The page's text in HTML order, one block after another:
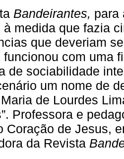
Bandeirantes, para
à medida que fazia
que deveriam
funcionou com uma
de sociabilidade
um nome de
de Lourdes
Professora e
Coração de Jesus,
da Revista